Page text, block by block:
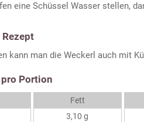
eine Schüssel Wasser stellen,
kann man die Weckerl auch mit
Portion
Fett
3,10 g